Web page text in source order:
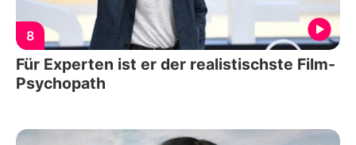
8
Für Experten ist er der realistischste Film-
Psychopath